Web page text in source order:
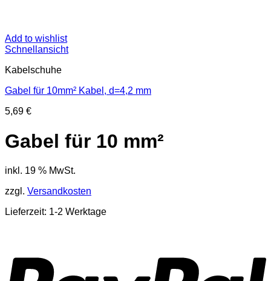
Add to wishlist
Schnellansicht
Kabelschuhe
Gabel für 10mm² Kabel, d=4,2 mm
5,69 €
Gabel für 10 mm²
inkl. 19 % MwSt.
zzgl. Versandkosten
Lieferzeit: 1-2 Werktage